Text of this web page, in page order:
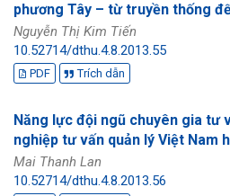
phương Tây – từ truyền thống
Nguyễn Thị Kim Tiến
10.52714/dthu.4.8.2013.55
PDF Trích dẫn
Năng lực đội ngũ chuyên gia tư
nghiệp tư vấn quản lý Việt Nam
Mai Thanh Lan
10.52714/dthu.4.8.2013.56